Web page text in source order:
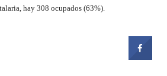
hay 308 ocupados (63%).